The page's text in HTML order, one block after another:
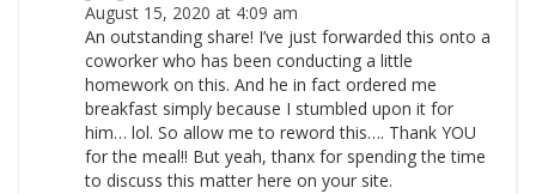
August 15, 2020 at 4:09 am
An outstanding share! I’ve just forwarded this onto a
coworker who has been conducting a little
homework on this. And he in fact ordered me
breakfast simply because I stumbled upon it for
him… lol. So allow me to reword this…. Thank YOU
for the meal!! But yeah, thanx for spending the time
to discuss this matter here on your site.